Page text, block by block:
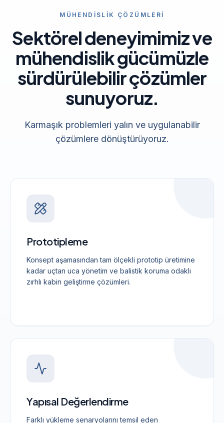
MÜHENDISLIK ÇÖZÜMLERI
Sektörel deneyimimiz ve
mühendislik gücümüzle
sürdürülebilir çözümler
sunuyoruz.
Karmaşık problemleri yalın ve uygulanabilir
çözümlere dönüştürüyoruz.
Prototipleme
Konsept aşamasından tam ölçekli prototip üretimine
kadar uçtan uca yönetim ve balistik koruma odaklı
zırhlı kabin geliştirme çözümleri.
Yapısal Değerlendirme
Farklı yükleme senaryolarını temsil eden